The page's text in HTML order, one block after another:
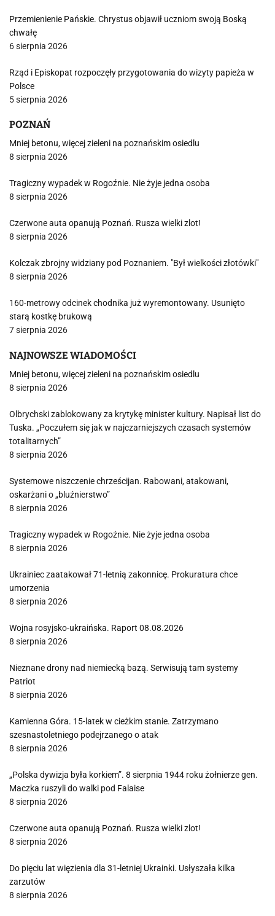
Przemienienie Pańskie. Chrystus objawił uczniom swoją Boską
chwałę
6 sierpnia 2026
Rząd i Episkopat rozpoczęły przygotowania do wizyty papieża w
Polsce
5 sierpnia 2026
POZNAŃ
Mniej betonu, więcej zieleni na poznańskim osiedlu
8 sierpnia 2026
Tragiczny wypadek w Rogoźnie. Nie żyje jedna osoba
8 sierpnia 2026
Czerwone auta opanują Poznań. Rusza wielki zlot!
8 sierpnia 2026
Kolczak zbrojny widziany pod Poznaniem. "Był wielkości złotówki"
8 sierpnia 2026
160-metrowy odcinek chodnika już wyremontowany. Usunięto
starą kostkę brukową
7 sierpnia 2026
NAJNOWSZE WIADOMOŚCI
Mniej betonu, więcej zieleni na poznańskim osiedlu
8 sierpnia 2026
Olbrychski zablokowany za krytykę minister kultury. Napisał list do
Tuska. „Poczułem się jak w najczarniejszych czasach systemów
totalitarnych”
8 sierpnia 2026
Systemowe niszczenie chrześcijan. Rabowani, atakowani,
oskarżani o „bluźnierstwo”
8 sierpnia 2026
Tragiczny wypadek w Rogoźnie. Nie żyje jedna osoba
8 sierpnia 2026
Ukrainiec zaatakował 71-letnią zakonnicę. Prokuratura chce
umorzenia
8 sierpnia 2026
Wojna rosyjsko-ukraińska. Raport 08.08.2026
8 sierpnia 2026
Nieznane drony nad niemiecką bazą. Serwisują tam systemy
Patriot
8 sierpnia 2026
Kamienna Góra. 15-latek w cieżkim stanie. Zatrzymano
szesnastoletniego podejrzanego o atak
8 sierpnia 2026
„Polska dywizja była korkiem”. 8 sierpnia 1944 roku żołnierze gen.
Maczka ruszyli do walki pod Falaise
8 sierpnia 2026
Czerwone auta opanują Poznań. Rusza wielki zlot!
8 sierpnia 2026
Do pięciu lat więzienia dla 31-letniej Ukrainki. Usłyszała kilka
zarzutów
8 sierpnia 2026